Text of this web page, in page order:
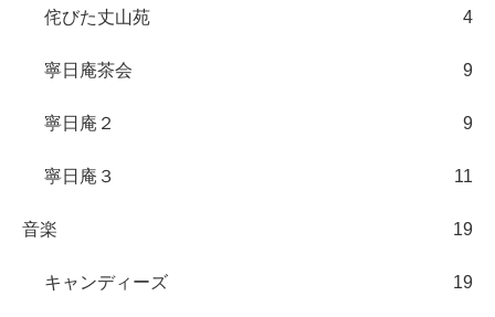
侘びた丈山苑 4
寧日庵茶会 9
寧日庵２ 9
寧日庵３ 11
音楽 19
キャンディーズ 19